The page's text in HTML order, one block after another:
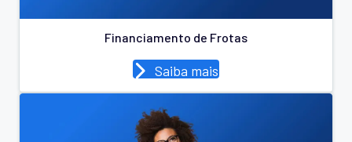
Financiamento de Frotas
Saiba mais